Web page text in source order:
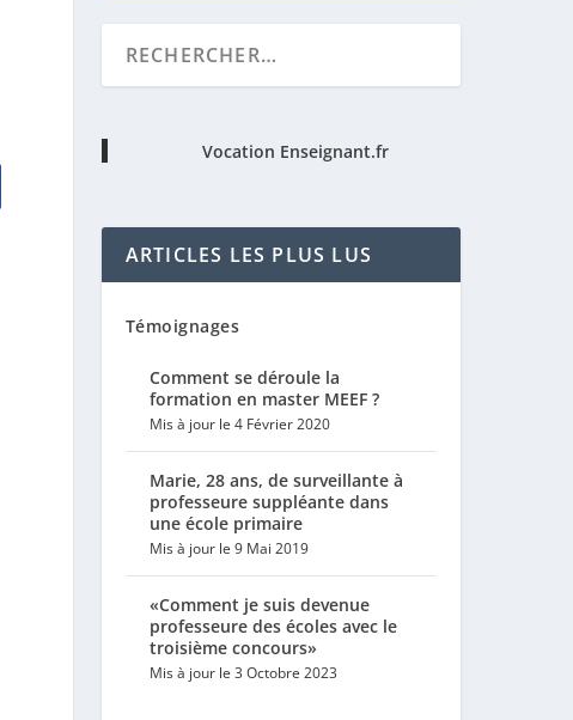
Vocation Enseignant.fr
ARTICLES LES PLUS LUS
Témoignages
Comment se déroule la
formation en master MEEF ?
Mis à jour le 4 Février 2020
Marie, 28 ans, de surveillante à
professeure suppléante dans
une école primaire
Mis à jour le 9 Mai 2019
«Comment je suis devenue
professeure des écoles avec le
troisième concours»
Mis à jour le 3 Octobre 2023